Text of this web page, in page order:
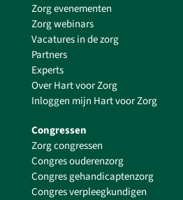
Zorg evenementen
Zorg webinars
Vacatures in de zorg
Partners
Experts
Over Hart voor Zorg
Inloggen mijn Hart voor Zorg
Congressen
Zorg congressen
Congres ouderenzorg
Congres gehandicaptenzorg
Congres verpleegkundigen